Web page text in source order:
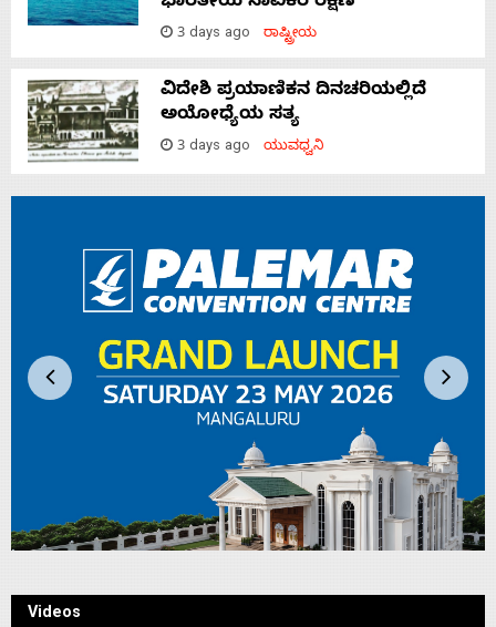
3 days ago ರಾಷ್ಟ್ರೀಯ
ವಿದೇಶಿ ಪ್ರಯಾಣಿಕನ ದಿನಚರಿಯಲ್ಲಿದೆ
ಅಯೋಧ್ಯೆಯ ಸತ್ಯ
3 days ago ಯುವಧ್ವನಿ
Videos